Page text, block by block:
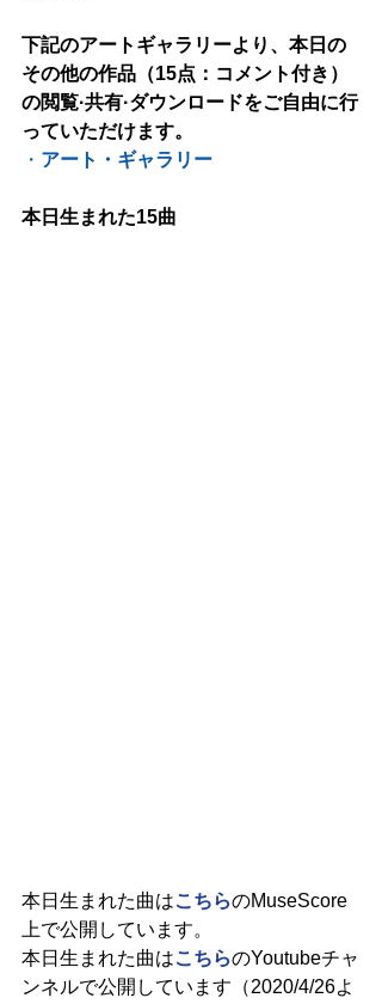
下記のアートギャラリーより、本日の
その他の作品（15点：コメント付き）
の閲覧·共有·ダウンロードをご自由に行
っていただけます。
・ アート・ギャラリー
本日生まれた15曲
本日生まれた曲はこちらのMuseScore
上で公開しています。
本日生まれた曲はこちらのYoutubeチャ
ンネルで公開しています（2020/4/26よ